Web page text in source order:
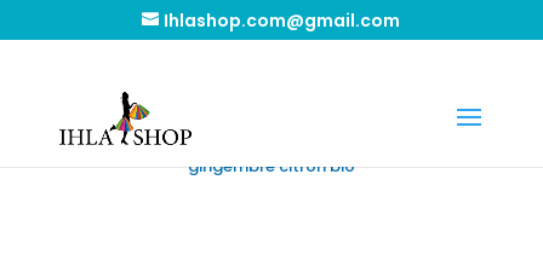
Ihlashop.com@gmail.com
Accueil/Marques
gingembre citron bio